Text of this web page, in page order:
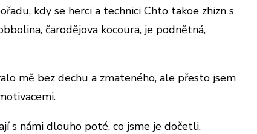
kdy se herci a technici Chto takoe zhizn s
čarodějova kocoura, je podnětná,
mě bez dechu a zmateného, ale přesto jsem
s námi dlouho poté, co jsme je dočetli.